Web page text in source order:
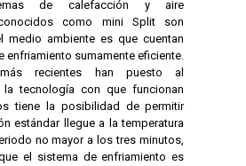
de calefacción y aire
como mini Split son
medio ambiente es que cuentan
enfriamiento sumamente eficiente.
recientes han puesto al
la tecnología con que funcionan
tiene la posibilidad de permitir
estándar llegue a la temperatura
no mayor a los tres minutos,
el sistema de enfriamiento es